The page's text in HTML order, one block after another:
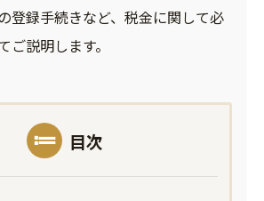
登録手続きなど、税金に関して必
ご説明します。
目次